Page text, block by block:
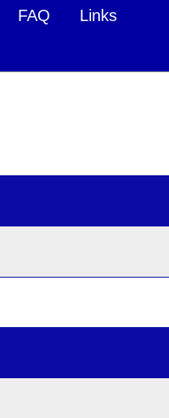
FAQ
Links